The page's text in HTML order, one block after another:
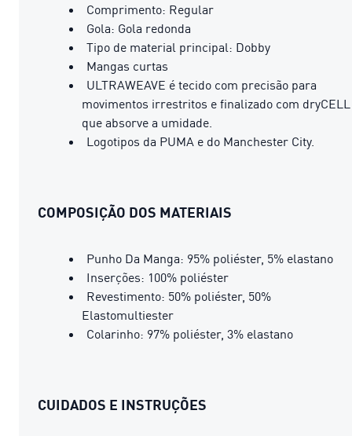
Comprimento: Regular
Gola: Gola redonda
Tipo de material principal: Dobby
Mangas curtas
ULTRAWEAVE é tecido com precisão para
movimentos irrestritos e finalizado com dryCELL
que absorve a umidade.
Logotipos da PUMA e do Manchester City.
COMPOSIÇÃO DOS MATERIAIS
Punho Da Manga: 95% poliéster, 5% elastano
Inserções: 100% poliéster
Revestimento: 50% poliéster, 50%
Elastomultiester
Colarinho: 97% poliéster, 3% elastano
CUIDADOS E INSTRUÇÕES